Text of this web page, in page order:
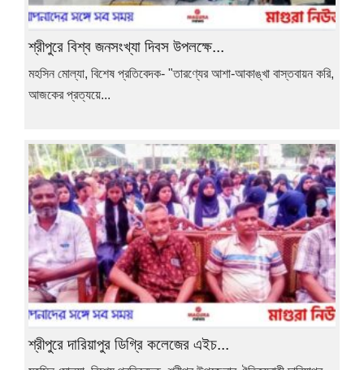
শ্রীপুরে বিশ্ব জনসংখ্যা দিবস উপলক্ষে...
মহসিন মোল্যা, বিশেষ প্রতিবেদক- "তারণ্যের আশা-আকাঙ্খা বাস্তবায়ন করি,
আজকের প্রত্যয়ে...
শ্রীপুরে দারিয়াপুর ডিগ্রি কলেজের এইচ...